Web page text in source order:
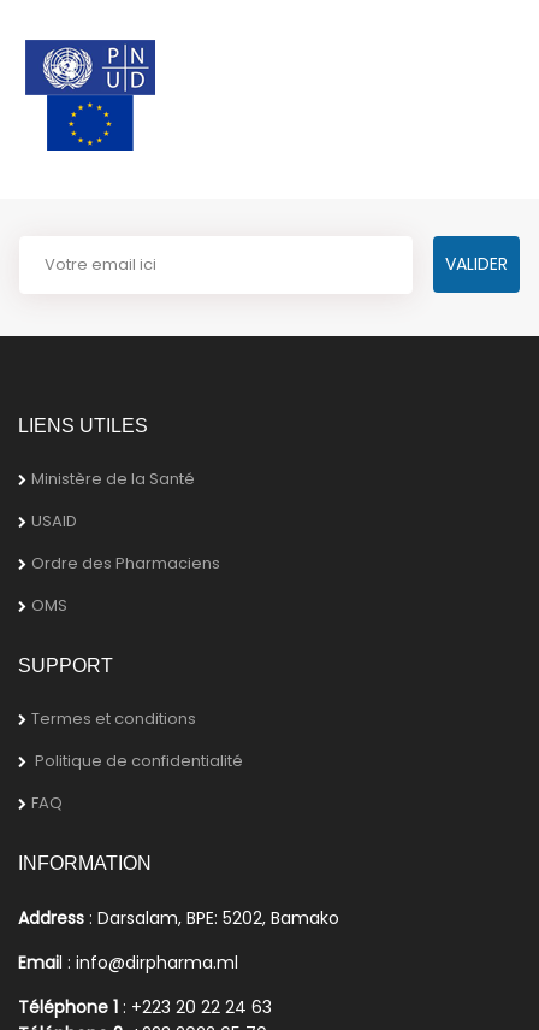
LIENS UTILES
Ministère de la Santé
USAID
Ordre des Pharmaciens
OMS
SUPPORT
Termes et conditions
Politique de confidentialité
FAQ
INFORMATION
Address : Darsalam, BPE: 5202, Bamako
Email : info@dirpharma.ml
Téléphone 1 : +223 20 22 24 63